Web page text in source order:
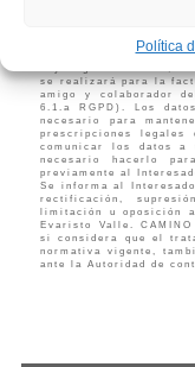
Política
le informa de que
dispuesto en el
se realizará para la
amigo y colaborador
6.1.a RGPD). Los
necesario para
prescripciones legales
comunicar los datos
necesario hacerlo
previamente al
Se informa al
rectificación,
limitación u oposición
Evaristo Valle.
si considera que el
normativa vigente,
ante la Autoridad de